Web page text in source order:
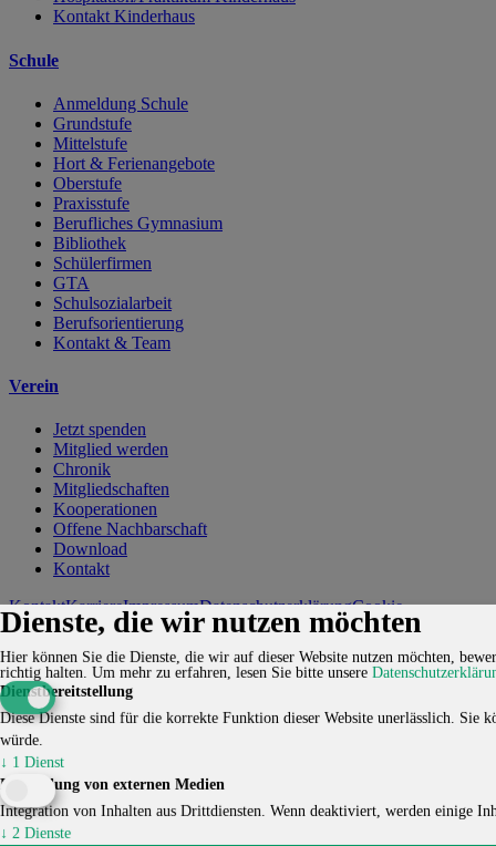
Kontakt Kinderhaus
Schule
Anmeldung Schule
Grundstufe
Mittelstufe
Hort & Ferienangebote
Oberstufe
Praxisstufe
Berufliches Gymnasium
Bibliothek
Schülerfirmen
GTA
Schulsozialarbeit
Berufsorientierung
Kontakt & Team
Verein
Jetzt spenden
Mitglied werden
Chronik
Mitgliedschaften
Kooperationen
Offene Nachbarschaft
Download
Kontakt
KontaktKarriereImpressumDatenschutzerklärungCookie-
Einstellungen
© 2026 HUCKEPACK e.V. - Alle Rechte vorbehalten.
Dienste, die wir nutzen möchten
Hier können Sie die Dienste, die wir auf dieser Website nutzen möchten,
richtig halten. Um mehr zu erfahren, lesen Sie bitte unsere
Dienstbereitstellung
Diese Dienste sind für die korrekte Funktion dieser Website unerlässlich.
würde.
↓ 1 Dienst
Einbindung von externen Medien
Integration von Inhalten aus Drittdiensten. Wenn deaktiviert, werden einige
↓ 2 Dienste